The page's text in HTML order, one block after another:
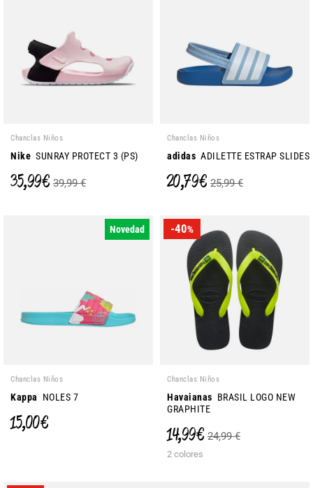
Chanclas Niños
Nike SUNRAY PROTECT 3 (PS)
35,99 € 39,99 €
Chanclas Niños
adidas ADILETTE ESTRAP SLIDES
20,79 € 25,99 €
Novedad
Chanclas Niños
Kappa NOLES 7
15,00 €
-40%
Chanclas Niños
Havaianas BRASIL LOGO NEW
GRAPHITE
14,99 € 24,99 €
2 colores